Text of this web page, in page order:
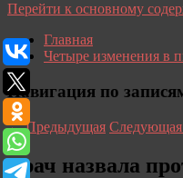
Перейти к основному
Главная
Четыре изменения в
Навигация по
←Предыдущая Следующая
Врач назвала